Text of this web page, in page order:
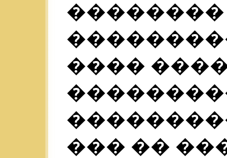
��������
����
��� ��